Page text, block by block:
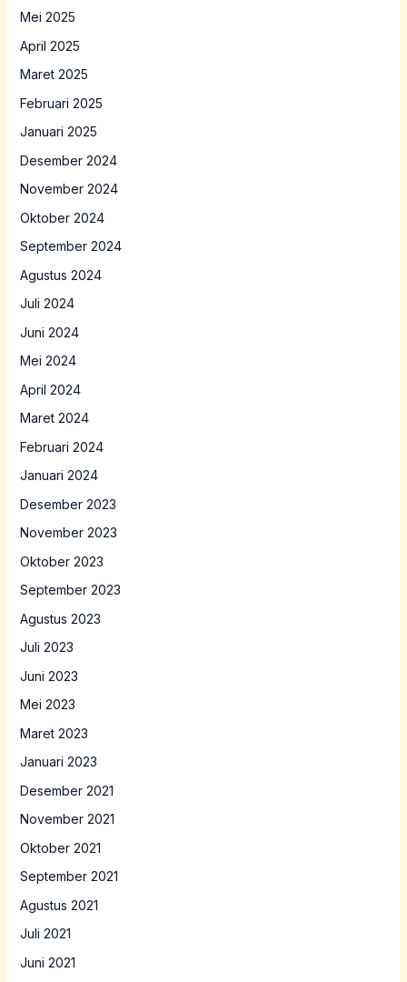
Mei 2025
April 2025
Maret 2025
Februari 2025
Januari 2025
Desember 2024
November 2024
Oktober 2024
September 2024
Agustus 2024
Juli 2024
Juni 2024
Mei 2024
April 2024
Maret 2024
Februari 2024
Januari 2024
Desember 2023
November 2023
Oktober 2023
September 2023
Agustus 2023
Juli 2023
Juni 2023
Mei 2023
Maret 2023
Januari 2023
Desember 2021
November 2021
Oktober 2021
September 2021
Agustus 2021
Juli 2021
Juni 2021